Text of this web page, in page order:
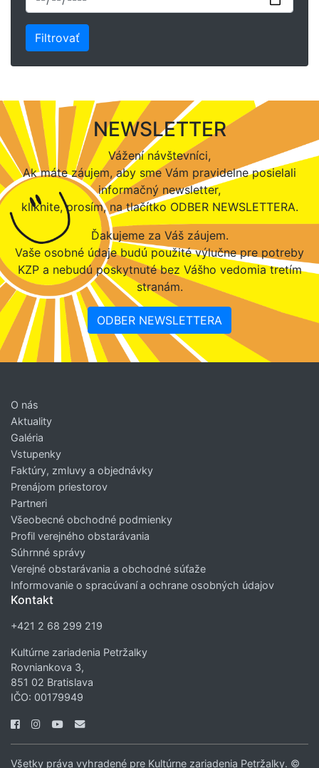
NEWSLETTER
Vážení návštevníci,
Ak máte záujem, aby sme Vám pravidelne posielali
informačný newsletter,
kliknite, prosím, na tlačítko ODBER NEWSLETTERA.
Ďakujeme za Váš záujem.
Vaše osobné údaje budú použité výlučne pre potreby
KZP a nebudú poskytnuté bez Vášho vedomia tretím
stranám.
ODBER NEWSLETTERA
O nás
Aktuality
Galéria
Vstupenky
Faktúry, zmluvy a objednávky
Prenájom priestorov
Partneri
Všeobecné obchodné podmienky
Profil verejného obstarávania
Súhrnné správy
Verejné obstarávania a obchodné súťaže
Informovanie o spracúvaní a ochrane osobných údajov
Kontakt
+421 2 68 299 219
Kultúrne zariadenia Petržalky
Rovniankova 3,
851 02 Bratislava
IČO: 00179949
Všetky práva vyhradené pre Kultúrne zariadenia Petržalky. ©